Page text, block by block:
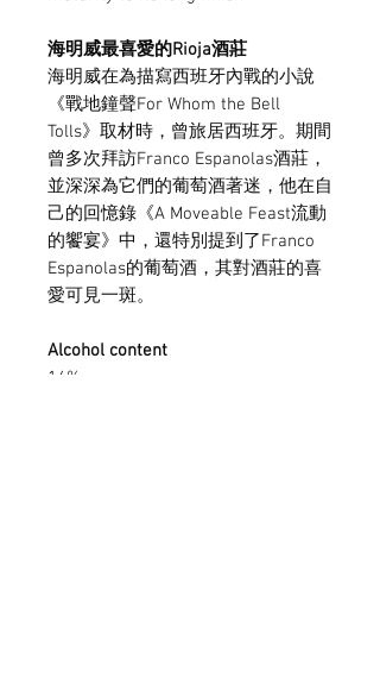
海明威最喜愛的Rioja酒莊
海明威在為描寫西班牙內戰的小說
《戰地鐘聲For Whom the Bell
Tolls》取材時，曾旅居西班牙。期間
曾多次拜訪Franco Espanolas酒莊，
並深深為它們的葡萄酒著迷，他在自
己的回憶錄《A Moveable Feast流動
的饗宴》中，還特別提到了Franco
Espanolas的葡萄酒，其對酒莊的喜
愛可見一斑。
Alcohol content
14%